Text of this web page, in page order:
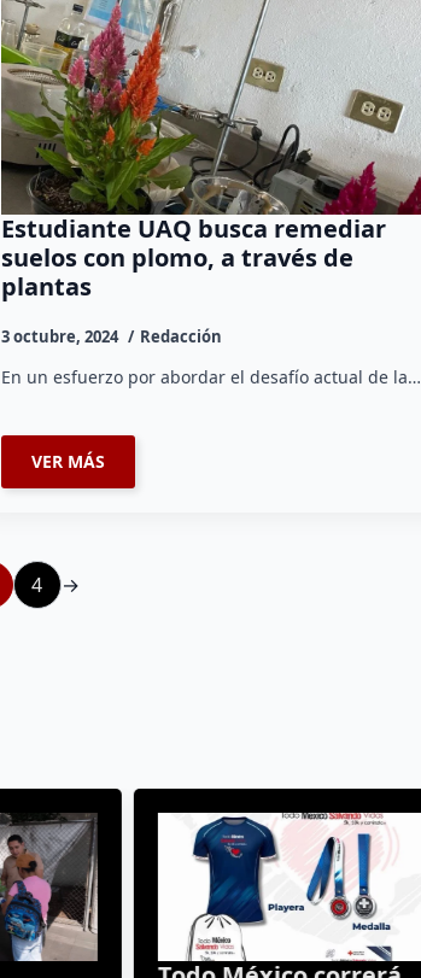
Estudiante UAQ busca remediar
suelos con plomo, a través de
plantas
3 octubre, 2024 Redacción
En un esfuerzo por abordar el desafío actual de la…
VER MÁS
4 →